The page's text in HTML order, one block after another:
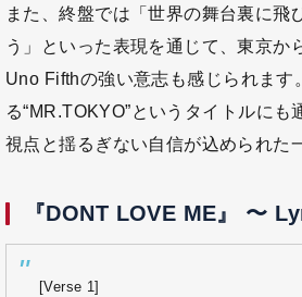
また、終盤では「世界の舞台裏に飛
う」といった表現を通じて、東京か
Uno Fifthの強い意志も感じられます
る“MR.TOKYO”というタイトルにも
視点と揺るぎない自信が込められた
『DONT LOVE ME』 〜
[Verse 1]